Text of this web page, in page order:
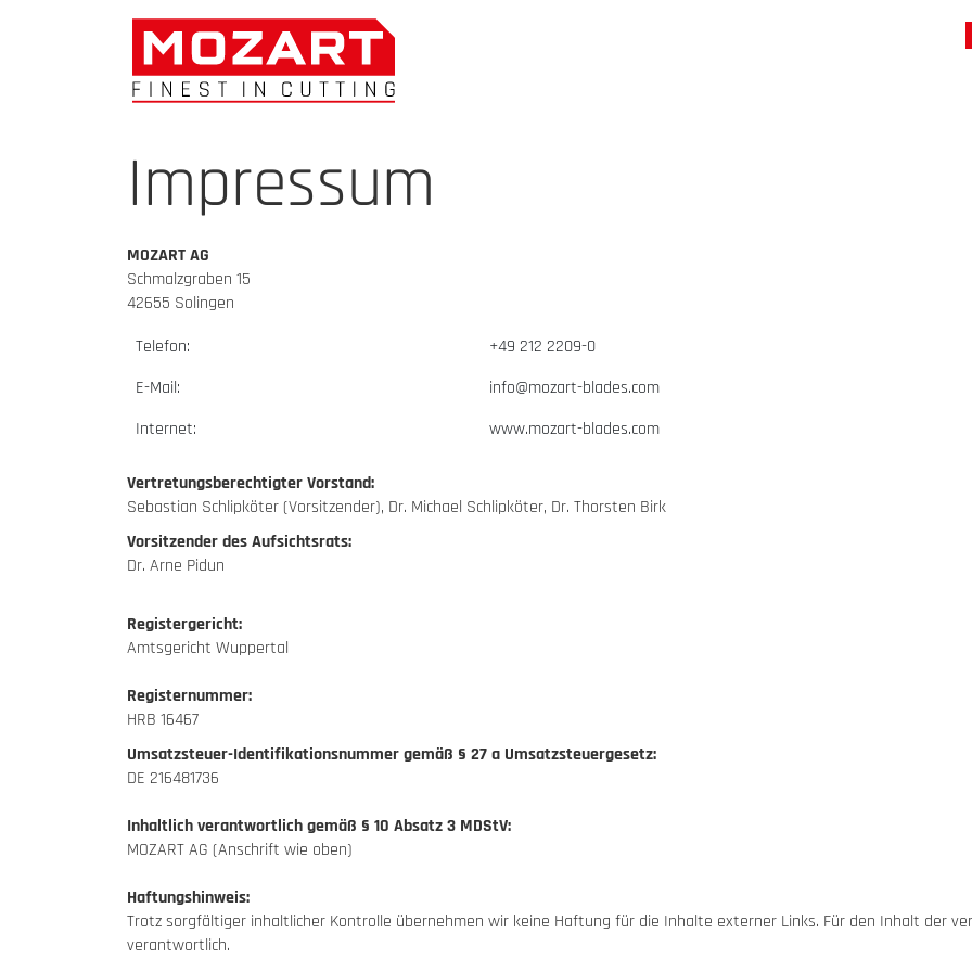
Impressum
MOZART AG
Schmalzgraben 15
42655 Solingen
Telefon:
+49 212 2209-0
E-Mail:
info@mozart-blades.com
Internet:
www.mozart-blades.com
Vertretungsberechtigter Vorstand:
Sebastian Schlipköter (Vorsitzender), Dr. Michael Schlipköter, Dr. Thorsten Birk
Vorsitzender des Aufsichtsrats:
Dr. Arne Pidun
Registergericht:
Amtsgericht Wuppertal
Registernummer:
HRB 16467
Umsatzsteuer-Identifikationsnummer gemäß § 27 a Umsatzsteuergesetz:
DE 216481736
Inhaltlich verantwortlich gemäß § 10 Absatz 3 MDStV:
MOZART AG (Anschrift wie oben)
Haftungshinweis:
Trotz sorgfältiger inhaltlicher Kontrolle übernehmen wir keine Haftung für die Inhalte externer Links. Für den Inhalt der
verantwortlich.